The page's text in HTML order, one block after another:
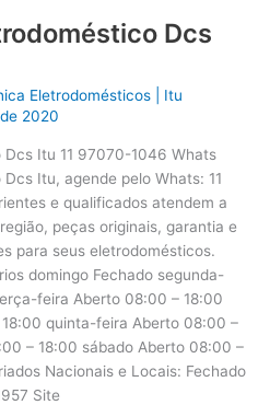
Dcs
Eletrodomésticos
Itu
2020
Itu 11 97070-1046 Whats
Itu, agende pelo Whats: 11
e qualificados atendem a
peças originais, garantia e
para seus eletrodomésticos.
domingo Fechado segunda-
feira Aberto 08:00 – 18:00
quinta-feira Aberto 08:00 –
– 18:00 sábado Aberto 08:00 –
Nacionais e Locais: Fechado
Site